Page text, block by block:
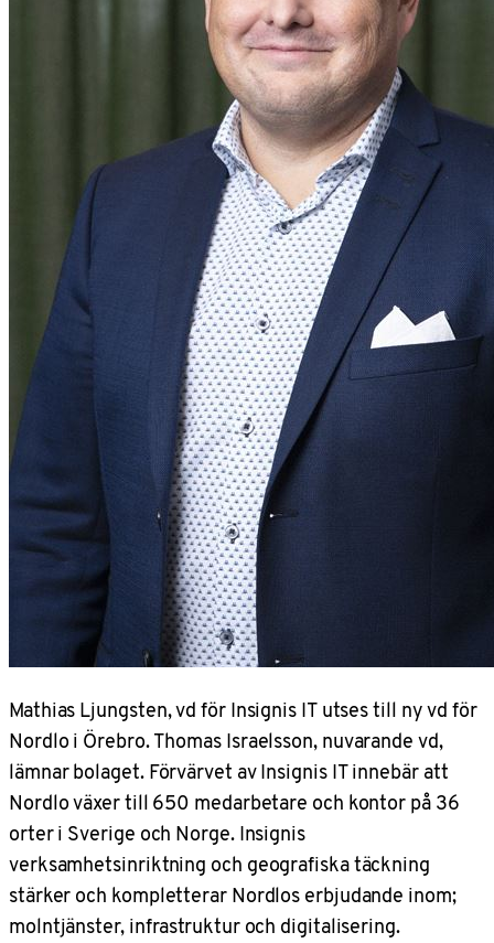
Mathias Ljungsten, vd för Insignis IT utses till ny vd för
Nordlo i Örebro. Thomas Israelsson, nuvarande vd,
lämnar bolaget. Förvärvet av Insignis IT innebär att
Nordlo växer till 650 medarbetare och kontor på 36
orter i Sverige och Norge. Insignis
verksamhetsinriktning och geografiska täckning
stärker och kompletterar Nordlos erbjudande inom;
molntjänster, infrastruktur och digitalisering.